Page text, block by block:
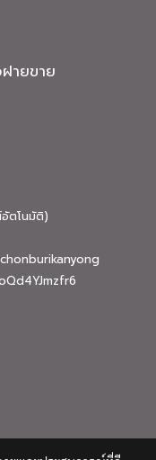
ายขาย
ตโนมัติ)